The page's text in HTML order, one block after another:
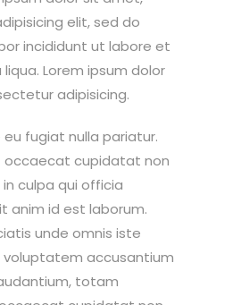
elit, sed do
incididunt ut labore et
Lorem ipsum dolor
adipisicing.
eu fugiat nulla pariatur.
occaecat cupidatat non
culpa qui officia
anim id est laborum.
unde omnis iste
voluptatem accusantium
totam